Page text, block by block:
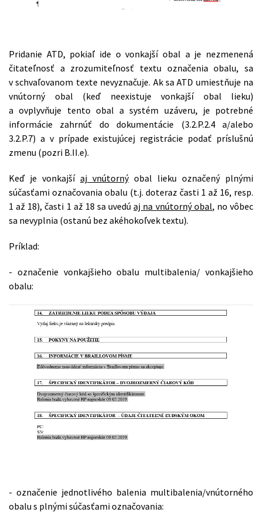
Pridanie ATD, pokiaľ ide o vonkajší obal a je nezmenená
čitateľnosť a zrozumiteľnosť textu označenia obalu, sa
v schvaľovanom texte nevyznačuje. Ak sa ATD umiestňuje na
vnútorný obal (keď neexistuje vonkajší obal lieku)
a ovplyvňuje tento obal a systém uzáveru, je potrebné
informácie zahrnúť do dokumentácie (3.2.P.2.4 a/alebo
3.2.P.7) a v prípade existujúcej registrácie podať príslušnú
zmenu (pozri B.II.e).
Keď je vonkajší aj vnútornýobal lieku označený plnými
súčasťami označovania obalu (t.j. doteraz časti 1 až 16, resp.
1 až 18), časti 1 až 18 sa uvedúaj na vnútorný obal, no vôbec
sa nevyplnia (ostanú bez akéhokoľvek textu).
Príklad:
- označenie vonkajšieho obalu multibalenia/ vonkajšieho
obalu:
- označenie jednotlivého balenia multibalenia/vnútorného
obalu s plnými súčasťami označovania: